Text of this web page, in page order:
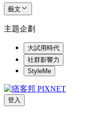
藝文
主題企劃
大試用時代
社群影響力
StyleMe
登入